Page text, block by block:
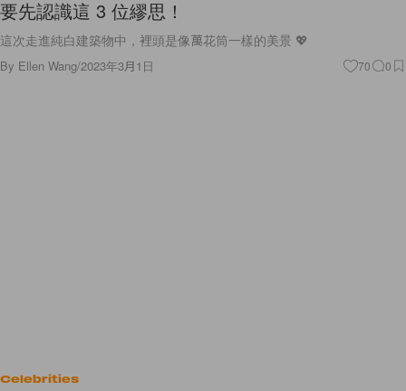
要先認識這 3 位繆思！
這次走進純白建築物中，裡頭是像萬花筒一樣的美景 💖
By Ellen Wang/2023年3月1日 70 0
Celebrities